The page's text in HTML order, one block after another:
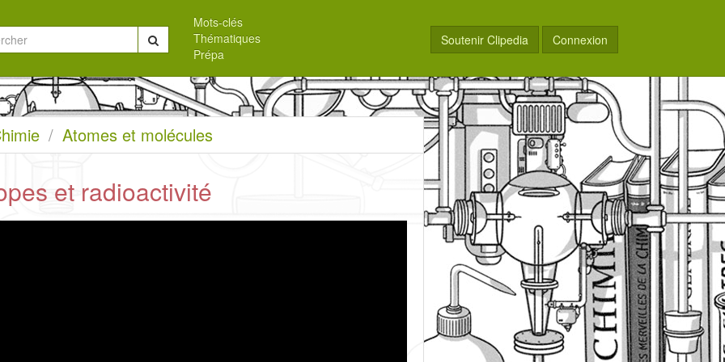
Chercher
Mots-clés
Thématiques
Prépa
Soutenir Clipedia Connexion
Atomes et molécules
et radioactivité